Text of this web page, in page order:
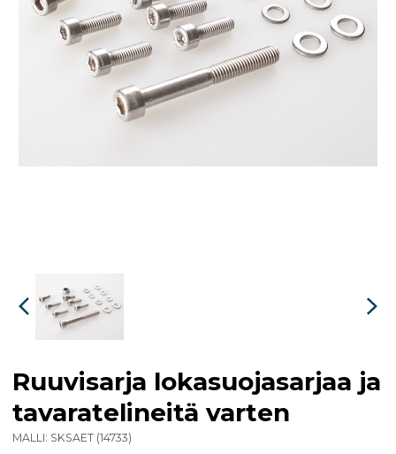
Ruuvisarja lokasuojasarjaa ja
tavaratelineitä varten
MALLI: SKSAET (14733)